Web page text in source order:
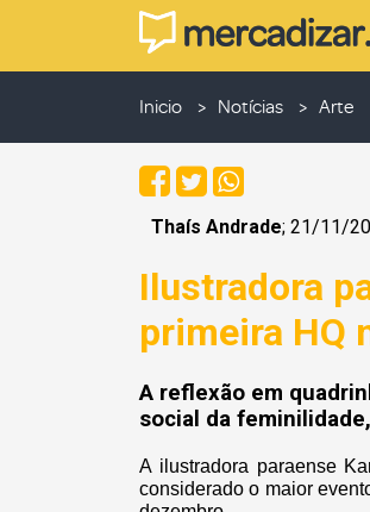
Inicio Notícias Arte
Thaís Andrade; 21/11/
Ilustradora
primeira HQ
A reflexão em
social da
A ilustradora paraense
considerado o maior